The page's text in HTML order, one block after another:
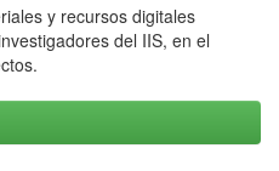
y recursos digitales
del IIS, en el